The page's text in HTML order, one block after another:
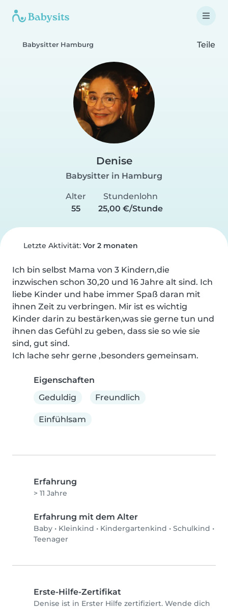
Babysitter Hamburg Teile
Denise
Babysitter in Hamburg
Alter
55
Stundenlohn
25,00 €/Stunde
Letzte Aktivität: Vor 2 monaten
Ich bin selbst Mama von 3 Kindern,die
inzwischen schon 30,20 und 16 Jahre alt sind. Ich
liebe Kinder und habe immer Spaß daran mit
ihnen Zeit zu verbringen. Mir ist es wichtig
Kinder darin zu bestärken,was sie gerne tun und
ihnen das Gefühl zu geben, dass sie so wie sie
sind, gut sind.
Ich lache sehr gerne ,besonders gemeinsam.
Eigenschaften
Geduldig
Freundlich
Einfühlsam
Erfahrung
> 11 Jahre
Erfahrung mit dem Alter
Baby • Kleinkind • Kindergartenkind • Schulkind •
Teenager
Erste-Hilfe-Zertifikat
Denise ist in Erster Hilfe zertifiziert. Wende dich